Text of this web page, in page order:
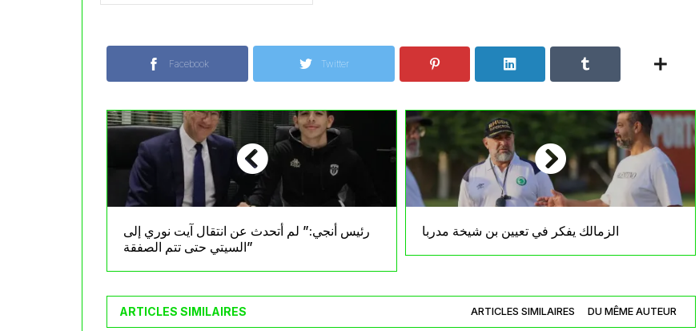
Facebook Twitter
رئيس أنجي:” لم أتحدث عن انتقال آيت نوري إلى
السيتي حتى تتم الصفقة”
الزمالك يفكر في تعيين بن شيخة مدربا
ARTICLES SIMILAIRES ARTICLES SIMILAIRES DU MÊME AUTEUR